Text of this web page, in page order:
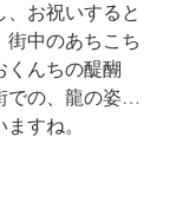
、お祝いすると
街中のあちこち
くんちの醍醐
での、龍の姿…
すね。